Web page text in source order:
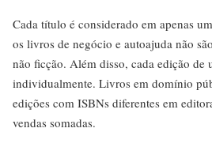
Cada título é considerado em apenas
os livros de negócio e autoajuda não
não ficção. Além disso, cada edição de
individualmente. Livros em domínio
edições com ISBNs diferentes em
vendas somadas.